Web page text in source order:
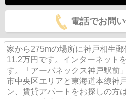
電話でお問
家から275mの場所に神戸相生
11.2万円です。インターネット
す。「アーバネックス神戸駅前
市中央区エリアと東海道本線神
ン、賃貸アパートをお探しの方